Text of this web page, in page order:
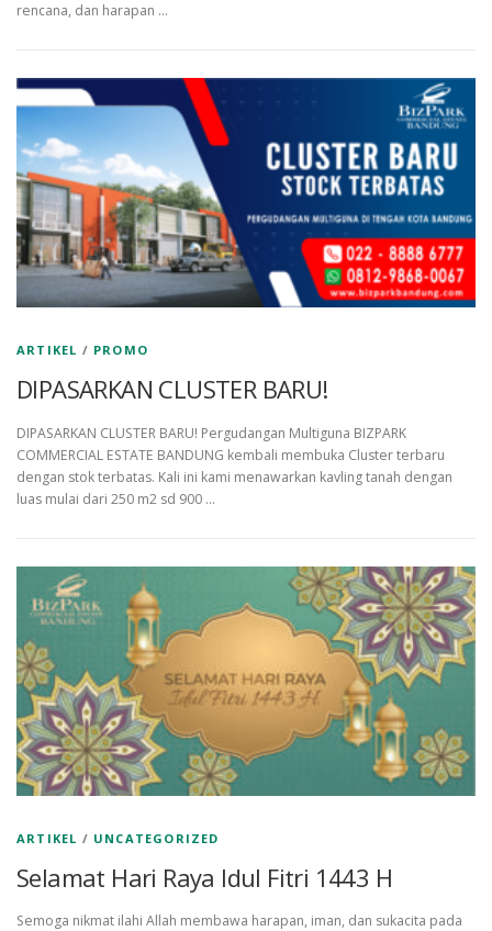
rencana, dan harapan …
ARTIKEL / PROMO
DIPASARKAN CLUSTER BARU!
DIPASARKAN CLUSTER BARU! Pergudangan Multiguna BIZPARK
COMMERCIAL ESTATE BANDUNG kembali membuka Cluster terbaru
dengan stok terbatas. Kali ini kami menawarkan kavling tanah dengan
luas mulai dari 250 m2 sd 900 …
ARTIKEL / UNCATEGORIZED
Selamat Hari Raya Idul Fitri 1443 H
Semoga nikmat ilahi Allah membawa harapan, iman, dan sukacita pada